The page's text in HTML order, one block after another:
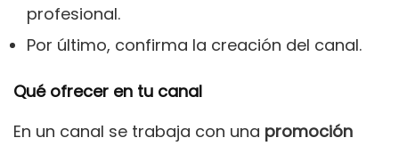
profesional.
Por último, confirma la creación del canal.
Qué ofrecer en tu canal
En un canal se trabaja con una promoción